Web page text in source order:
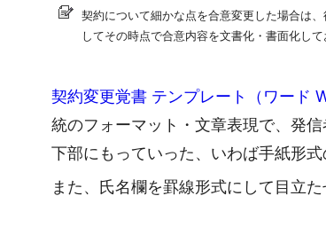
契約について細かな点を合意変更した場合は
してその時点で合意内容を文書化・書面化して
契約変更覚書 テンプレート（ワード
統のフォーマット・文章表現で、発
下部にもっていった、いわば手紙形式
また、氏名欄を罫線形式にして目立